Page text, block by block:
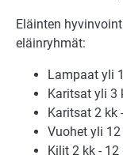
Eläinten
eläinryhmät:
Lampaat yli
Karitsat yli 3
Karitsat 2 kk
Vuohet yli
Kilit 2 kk - 12